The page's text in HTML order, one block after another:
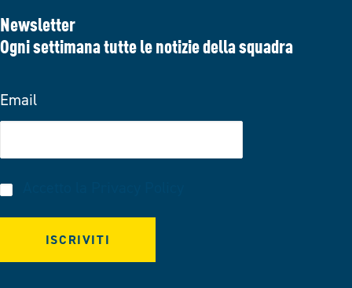
Newsletter
Ogni settimana tutte le notizie della squadra
Email